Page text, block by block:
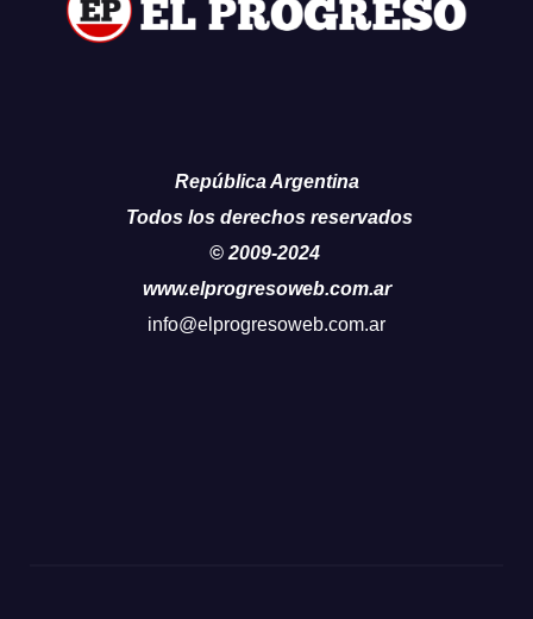
República Argentina
Todos los derechos reservados
© 2009-2024
www.elprogresoweb.com.ar
info@elprogresoweb.com.ar